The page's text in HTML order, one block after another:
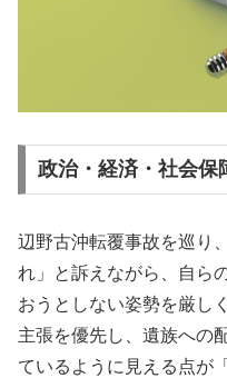
政治・経済・社会保
辺野古沖転覆事故を巡り
れ」と訴えながら、自ら
おうとしない姿勢を厳し
主張を優先し、遺族への
ているように見える点が